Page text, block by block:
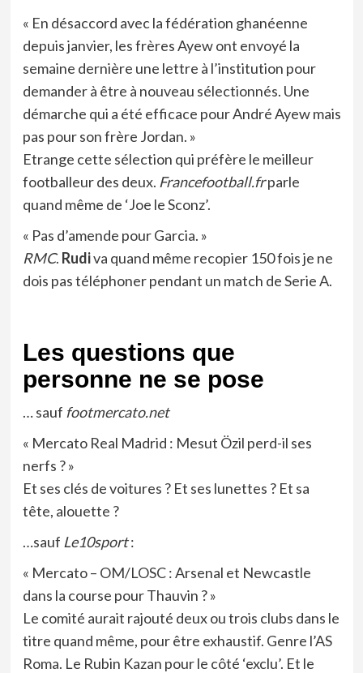
« En désaccord avec la fédération ghanéenne
depuis janvier, les frères Ayew ont envoyé la
semaine dernière une lettre à l’institution pour
demander à être à nouveau sélectionnés. Une
démarche qui a été efficace pour André Ayew mais
pas pour son frère Jordan. »
Etrange cette sélection qui préfère le meilleur
footballeur des deux. Francefootball.frparle
quand même de ‘Joe le Sconz’.
« Pas d’amende pour Garcia. »
RMC. Rudiva quand même recopier 150 fois je ne
dois pas téléphoner pendant un match de Serie A.
Les questions que
personne ne se pose
… sauf footmercato.net
« Mercato Real Madrid : Mesut Özil perd-il ses
nerfs ? »
Et ses clés de voitures ? Et ses lunettes ? Et sa
tête, alouette ?
…sauf Le10sport:
« Mercato – OM/LOSC : Arsenal et Newcastle
dans la course pour Thauvin ? »
Le comité aurait rajouté deux ou trois clubs dans le
titre quand même, pour être exhaustif. Genre l’AS
Roma. Le Rubin Kazan pour le côté ‘exclu’. Et le